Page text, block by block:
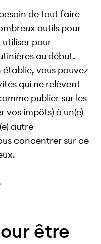
besoin de tout faire
outils pour
utiliser pour
au début.
vous pouvez
qui ne relèvent
publier sur les
vos impôts) à un(e)
autre
concentrer sur ce
être